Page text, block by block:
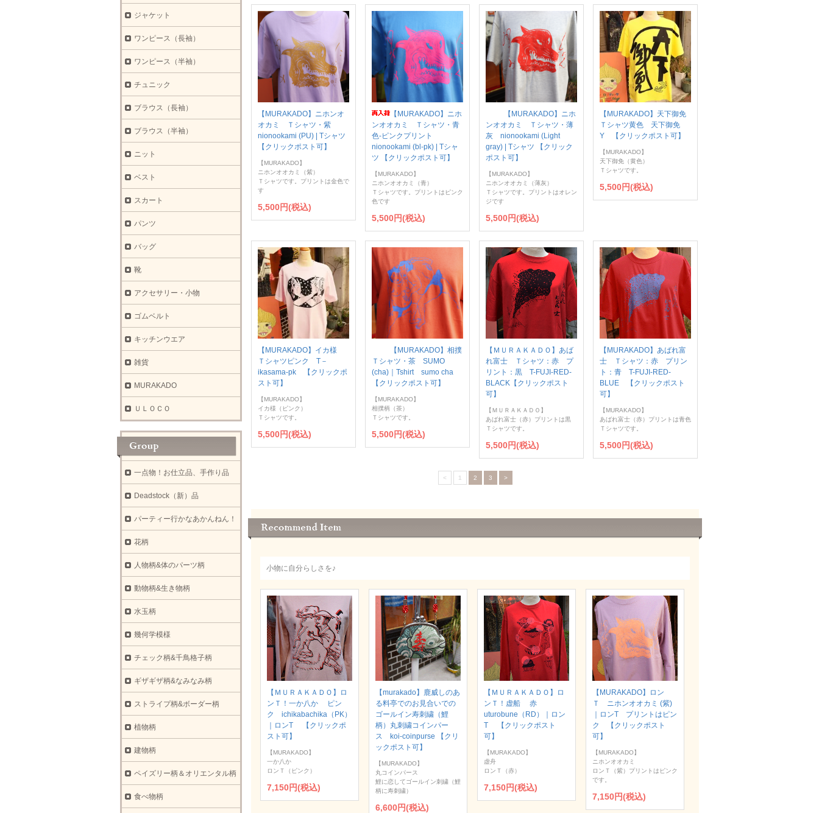
【MURAKADO】ニホンオ
オカミ Ｔシャツ・紫
nionookami (PU) | Tシャツ
【クリックポスト可】
【MURAKADO】
ニホンオオカミ（紫）
Ｔシャツです。プリントは金色で
す
5,500円(税込)
【MURAKADO】ニホ
ンオオカミ Ｔシャツ・青
色-ピンクプリント
nionookami (bl-pk) | Tシャ
ツ 【クリックポスト可】
【MURAKADO】
ニホンオオカミ（青）
Ｔシャツです。プリントはピンク
色です
5,500円(税込)
【MURAKADO】ニホ
ンオオカミ Ｔシャツ・薄
灰 nionookami (Light
gray) | Tシャツ 【クリック
ポスト可】
【MURAKADO】
ニホンオオカミ（薄灰）
Ｔシャツです。プリントはオレン
ジです
5,500円(税込)
【MURAKADO】天下御免
Ｔシャツ黄色 天下御免
Y 【クリックポスト可】
【MURAKADO】
天下御免（黄色）
Ｔシャツです。
5,500円(税込)
【MURAKADO】イカ様
Ｔシャツピンク T－
ikasama-pk 【クリックポ
スト可】
【MURAKADO】
イカ様（ピンク）
Ｔシャツです。
5,500円(税込)
【MURAKADO】相撲
Ｔシャツ・茶 SUMO
(cha)｜Tshirt sumo cha
【クリックポスト可】
【MURAKADO】
相撲柄（茶）
Ｔシャツです。
5,500円(税込)
【ＭＵＲＡＫＡＤＯ】あば
れ富士 Ｔシャツ：赤 プ
リント：黒 T-FUJI-RED-
BLACK【クリックポスト
可】
【ＭＵＲＡＫＡＤＯ】
あばれ富士（赤）プリントは黒
Ｔシャツです。
5,500円(税込)
【MURAKADO】あばれ富
士 Ｔシャツ：赤 プリン
ト：青 T-FUJI-RED-
BLUE 【クリックポスト
可】
【MURAKADO】
あばれ富士（赤）プリントは青色
Ｔシャツです。
5,500円(税込)
< 1 2 3 >
小物に自分らしさを♪
【ＭＵＲＡＫＡＤＯ】ロ
ンＴ！一か八か ピン
ク ichikabachika（PK）
｜ロンT 【クリックポ
スト可】
【MURAKADO】
一か八か
ロンＴ（ピンク）
7,150円(税込)
【murakado】鹿威しのあ
る料亭でのお見合いでの
ゴールイン寿刺繍（鯉
柄）丸刺繍コインパー
ス koi-coinpurse 【クリ
ックポスト可】
【MURAKADO】
丸コインパース
鯉に恋してゴールイン刺繍（鯉
柄に寿刺繍）
6,600円(税込)
【ＭＵＲＡＫＡＤＯ】ロ
ンＴ！虚船 赤
uturobune（RD）｜ロン
T 【クリックポスト
可】
【MURAKADO】
虚舟
ロンＴ（赤）
7,150円(税込)
【MURAKADO】ロン
Ｔ ニホンオオカミ (紫)
｜ロンT プリントはピン
ク 【クリックポスト
可】
【MURAKADO】
ニホンオオカミ
ロンＴ（紫）プリントはピンク
です。
7,150円(税込)
ジャケット
ワンピース（長袖）
ワンピース（半袖）
チュニック
ブラウス（長袖）
ブラウス（半袖）
ニット
ベスト
スカート
パンツ
バッグ
靴
アクセサリー・小物
ゴムベルト
キッチンウエア
雑貨
MURAKADO
ＵＬＯＣＯ
一点物！お仕立品、手作り品
Deadstock（新）品
パーティー行かなあかんねん！
花柄
人物柄&体のパーツ柄
動物柄&生き物柄
水玉柄
幾何学模様
チェック柄&千鳥格子柄
ギザギザ柄&なみなみ柄
ストライプ柄&ボーダー柄
植物柄
建物柄
ペイズリー柄＆オリエンタル柄
食べ物柄